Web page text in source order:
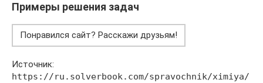
Примеры решения задач
Понравился сайт? Расскажи друзьям!
Источник:
https://ru.solverbook.com/spravochnik/ximiya/